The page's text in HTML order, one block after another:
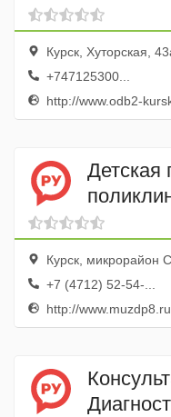
Курск, Хуторская,
+747125300...
http://www.odb2-
Детская
Курск, микрорайон
+7 (4712) 52-54-...
http://www.muzdp8.ru